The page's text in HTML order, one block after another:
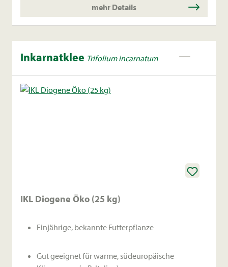
mehr Details
Inkarnatklee Trifolium incarnatum
IKL Diogene Öko (25 kg)
Einjährige, bekannte Futterpflanze
Gut geeignet für warme, südeuropäische